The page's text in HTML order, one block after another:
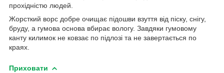
прохідністю людей.
Жорсткий ворс добре очищає підошви взуття від піску, снігу,
бруду, а гумова основа вбирає вологу. Завдяки гумовому
канту килимок не ковзає по підлозі та не завертається по
краях.
Приховати